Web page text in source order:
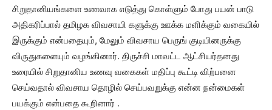
சிறுதானியங்களை உணவாக எடுத்து கொள்ளும் போது பயன் பாடு
அதிகரிப்பால் தமிழக விவசாயி களுக்கு ஊக்க மளிக்கும் வகையில்
இருக்கும் என்பதையும், மேலும் விவசாய பெருங் குடியினருக்கு
விருதுகளையும் வழங்கினார். திருச்சி மாவட்ட ஆட்சியர்தனது
உரையில் சிறுதானிய உணவு வகைகள் மதிப்பு கூட்டி விற்பனை
செய்வதால் விவசாய தொழில் செய்பவறுக்கு என்ன நன்மைகள்
பயக்கும் என்பதை கூறினார் .